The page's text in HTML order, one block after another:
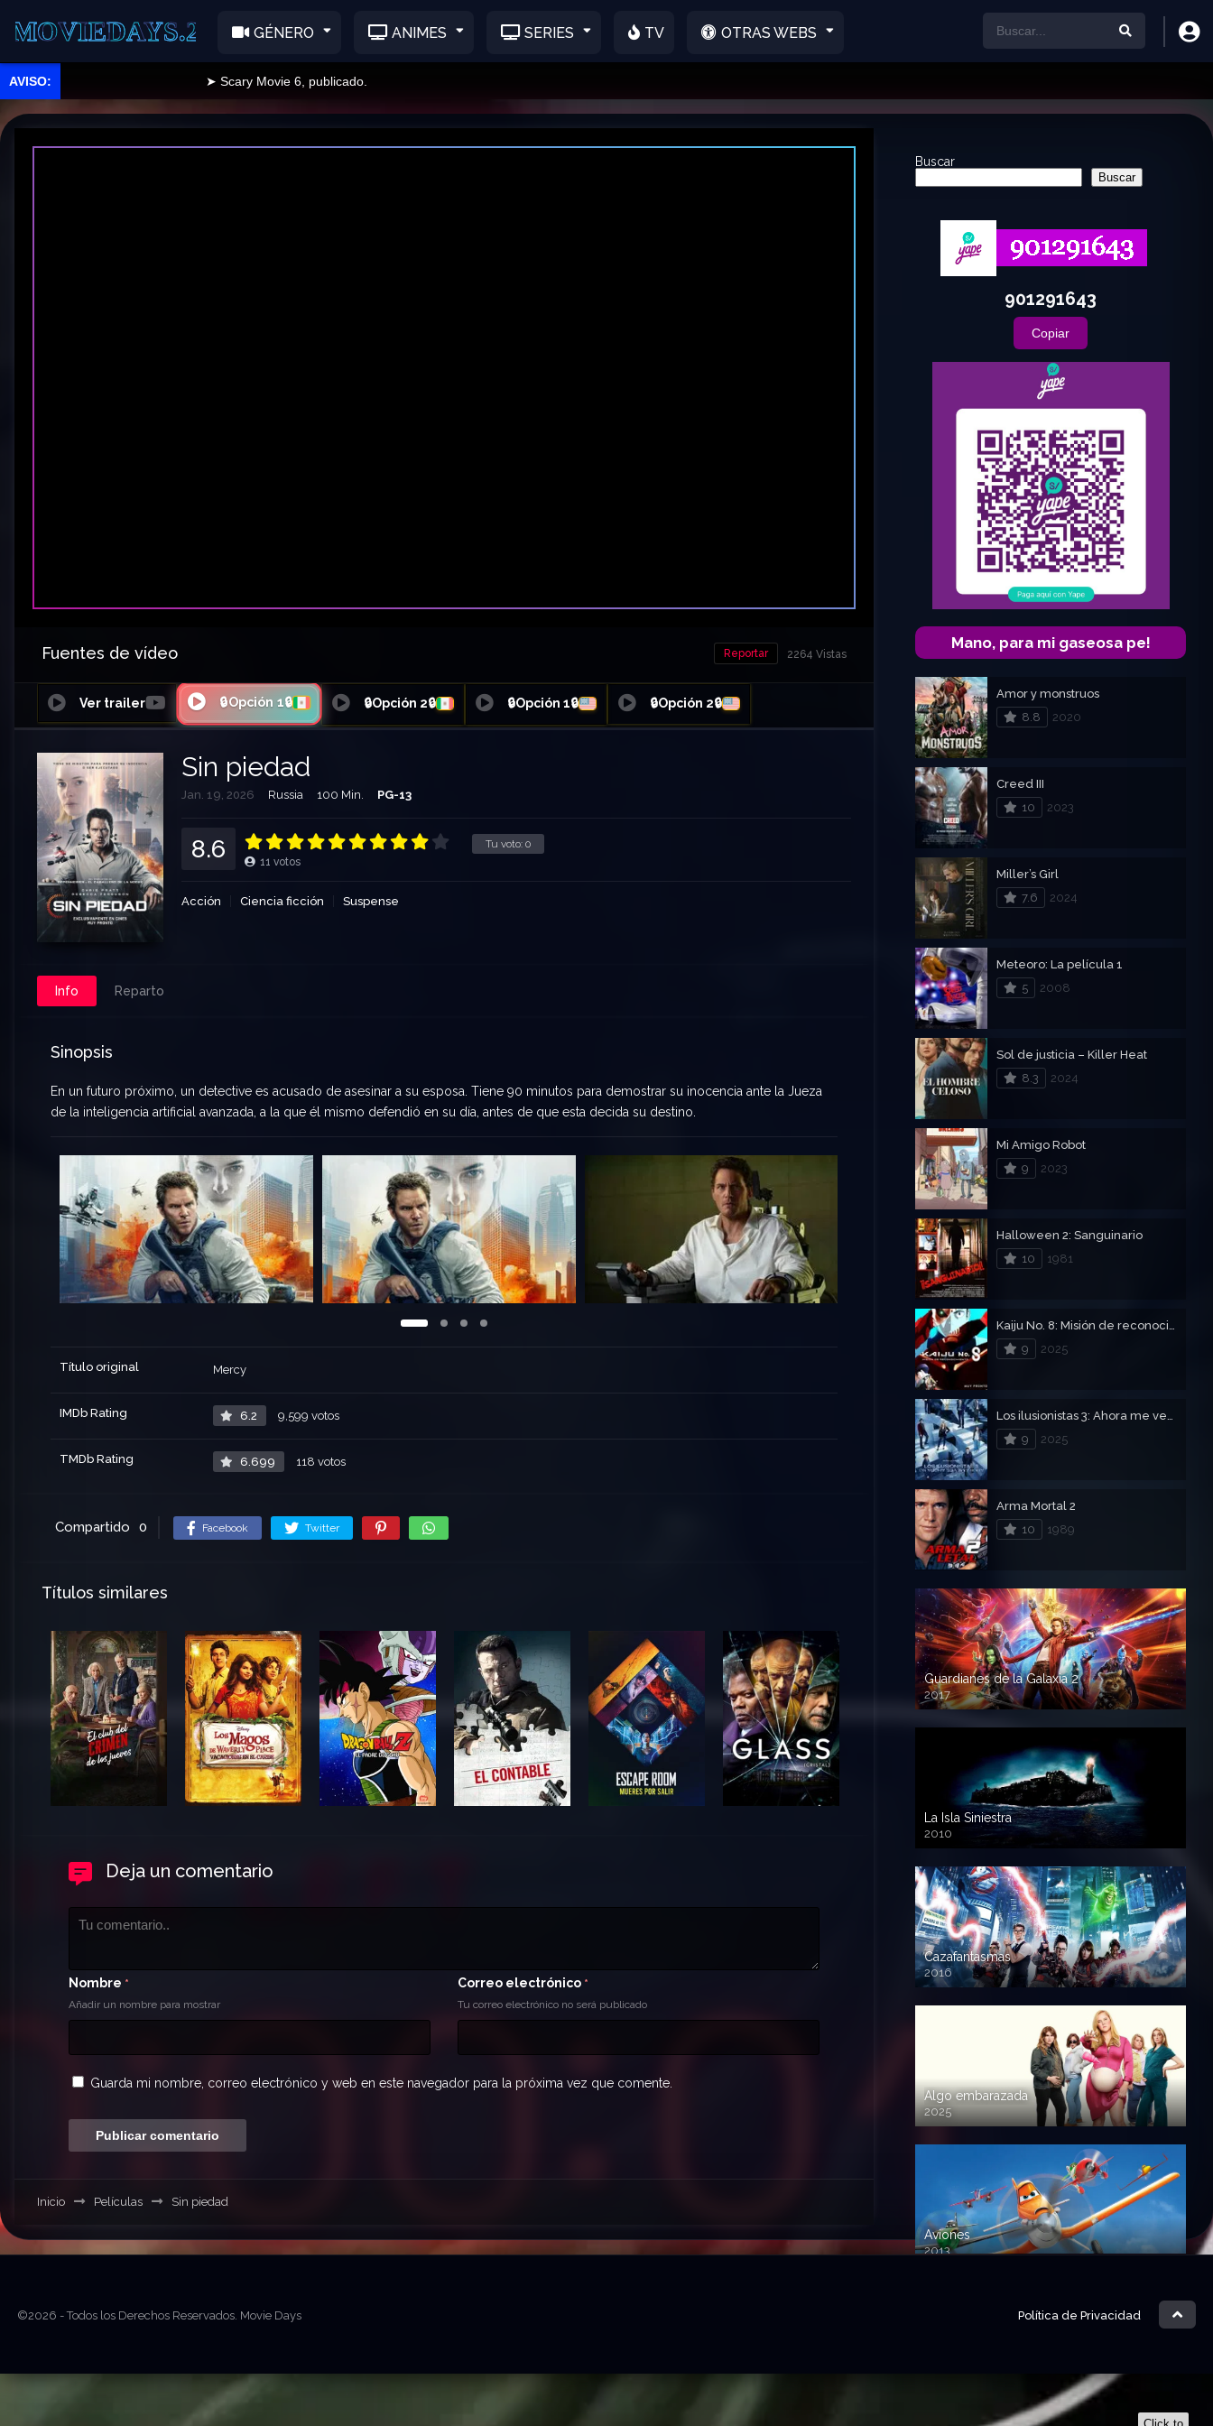
GÉNERO ANIMES SERIES TV OTRAS WEBS
➤ Scary Movie 6, publicado.
Fuentes de vídeo 2264 Vistas
Reportar
Ver trailer 🔒Opción 1🔒 🔒Opción 2🔒 🔒Opción 1🔒 🔒Opción 2🔒
Sin piedad
Jan. 19, 2026 Russia 100 Min. PG-13
Tu voto: 0
8.6 11 votos
Acción Ciencia ficción Suspense
Info Reparto
Sinopsis
En un futuro próximo, un detective es acusado de asesinar a su esposa. Tiene 90 minutos para demostrar su inocencia ante la Jueza
de la inteligencia artificial avanzada, a la que él mismo defendió en su día, antes de que esta decida su destino.
Título original Mercy
IMDb Rating 6.2 9,599 votos
TMDb Rating 6.699 118 votos
Compartido 0 Facebook Twitter
Títulos similares
Deja un comentario
Nombre *
Añadir un nombre para mostrar
Correo electrónico *
Tu correo electrónico no será publicado
Guarda mi nombre, correo electrónico y web en este navegador para la próxima vez que comente.
Inicio Películas Sin piedad
Buscar
Buscar
901291643
Copiar
Mano, para mi gaseosa pe!
Amor y monstruos
8.8
2020
Creed III
10
2023
Miller’s Girl
7.6
2024
Meteoro: La película 1
5
2008
Sol de justicia – Killer Heat
8.3
2024
Mi Amigo Robot
9
2023
Halloween 2: Sanguinario
10
1981
9
2025
9
2025
Arma Mortal 2
10
1989
Guardianes de la Galaxia 2
2017
720p HD
La Isla Siniestra
2010
720p HD
Cazafantasmas
2016
720p HD
Algo embarazada
2025
720p HD
Aviones
2013
720 HD
©2026 - Todos los Derechos Reservados. Movie Days Política de Privacidad